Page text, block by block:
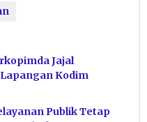
Jajal
Kodim
Publik Tetap